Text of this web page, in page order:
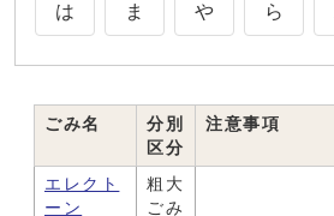
は ま や ら
ごみ一覧
ごみ名
分別
区分
注意事項
エレクト
ーン
粗大
ごみ